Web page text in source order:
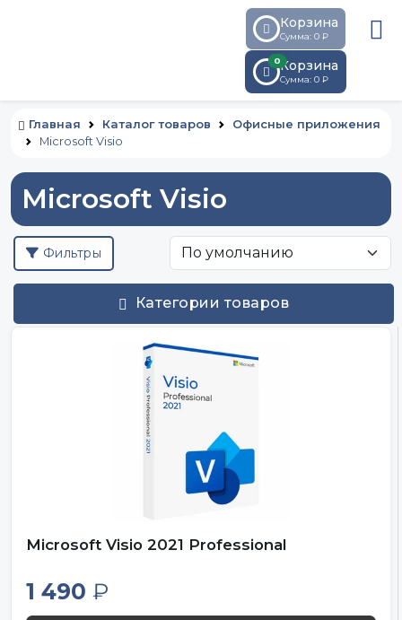
Корзина
Сумма: 0 ₽
0Корзина
Сумма: 0 ₽
Главная Каталог товаров
Офисные приложения
Microsoft Visio
Microsoft Visio
Фильтры
Категории товаров
Microsoft Visio 2021 Professional
1 490 ₽